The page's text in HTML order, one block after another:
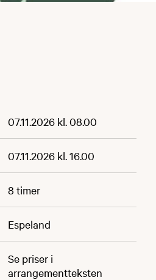
07.11.2026 kl. 08.00
07.11.2026 kl. 16.00
8 timer
Espeland
Se priser i
arrangementteksten